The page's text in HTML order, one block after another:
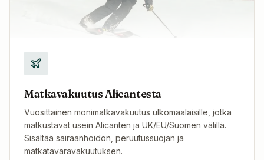
Matkavakuutus Alicantesta
Vuosittainen monimatkavakuutus ulkomaalaisille, jotka
matkustavat usein Alicanten ja UK/EU/Suomen välillä.
Sisältää sairaanhoidon, peruutussuojan ja
matkatavaravakuutuksen.